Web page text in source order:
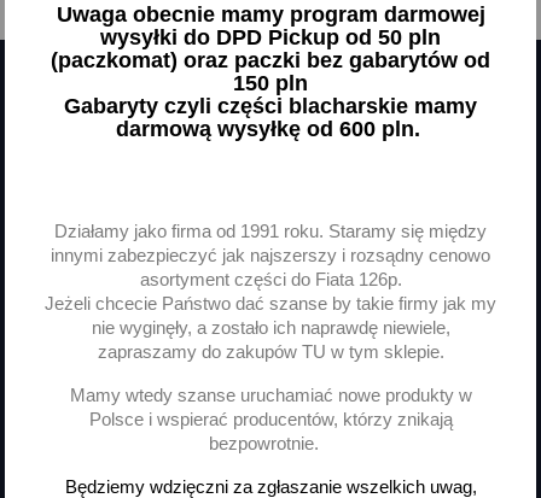
Otrzymuj informację o nowościach
Możesz zrezygnować w każdej chwili. W tym celu
należy odnaleźć szczegóły w naszej informacji prawnej.
Wyrażam zgodę na przetwarzanie moich danych
osobowych, administratorem danych osobowych jest
Janusz Tomaszewski
prowadzący działalność pod firmą P.H.U. JANUSZ
TOMASZEWSKI, ul. Słowackiego 33, Czechowice-
Dziedzice. Zapoznałem się
z Polityką Prywatności.
Uwaga obecnie mamy program darmowej
wysyłki do DPD Pickup od 50 pln
(paczkomat) oraz paczki bez gabarytów od
150 pln
Gabaryty czyli części blacharskie mamy
darmową wysyłkę od 600 pln.
Działamy jako firma od 1991 roku. Staramy się między
innymi zabezpieczyć jak najszerszy i rozsądny cenowo
asortyment części do Fiata 126p.
Jeżeli chcecie Państwo dać szanse by takie firmy jak my
nie wyginęły, a zostało ich naprawdę niewiele,
zapraszamy do zakupów TU w tym sklepie.
Mamy wtedy szanse uruchamiać nowe produkty w
Polsce i wspierać producentów, którzy znikają
bezpowrotnie.
Będziemy wdzięczni za zgłaszanie wszelkich uwag,